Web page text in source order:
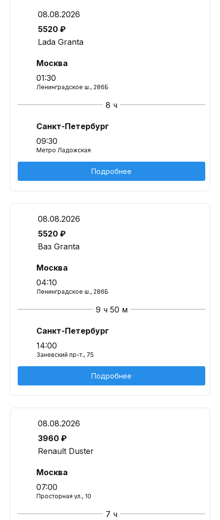
08.08.2026
5520 ₽
Lada Granta
Москва
01:30
Ленинградское ш., 286Б
8 ч
Санкт-Петербург
09:30
Метро Ладожская
Подробнее
08.08.2026
5520 ₽
Ваз Granta
Москва
04:10
Ленинградское ш., 286Б
9 ч 50 м
Санкт-Петербург
14:00
Заневский пр-т., 75
Подробнее
08.08.2026
3960 ₽
Renault Duster
Москва
07:00
Просторная ул., 10
7 ч